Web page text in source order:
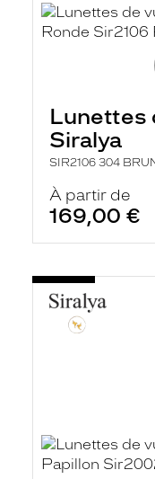
Lunettes
Siralya
SIR2106 304
À partir de
169,00 €